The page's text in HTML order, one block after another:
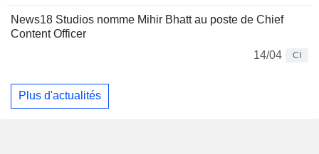
News18 Studios nomme Mihir Bhatt au poste de Chief
Content Officer
14/04
CI
Plus d'actualités